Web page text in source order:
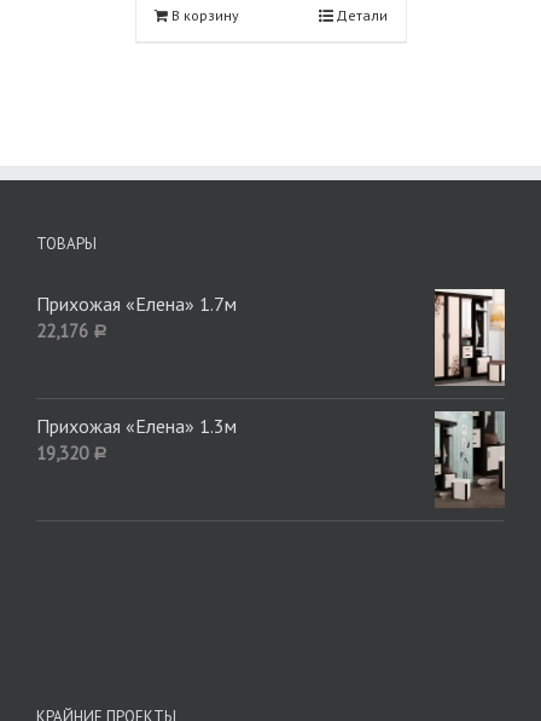
В корзину Детали
ТОВАРЫ
Прихожая «Елена» 1.7м
22,176 Р
Прихожая «Елена» 1.3м
19,320 Р
КРАЙНИЕ ПРОЕКТЫ